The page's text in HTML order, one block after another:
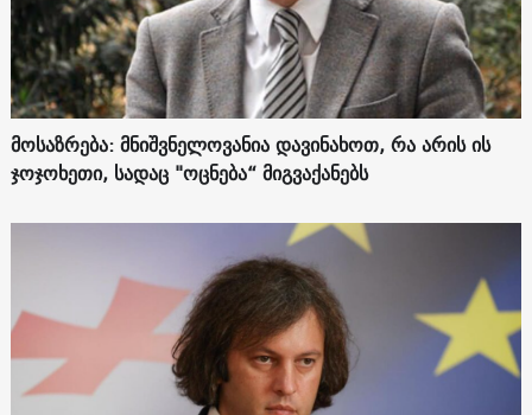
მოსაზრება: მნიშვნელოვანია დავინახოთ, რა არის ის
ჯოჯოხეთი, სადაც "ოცნება“ მიგვაქანებს